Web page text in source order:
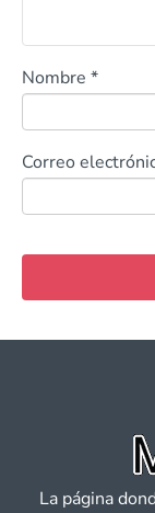
Nombre *
Correo
La página